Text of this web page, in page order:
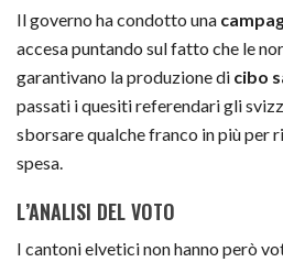
Il governo ha condotto una
accesa puntando sul fatto che le
garantivano la produzione di cibo
passati i quesiti referendari gli
sborsare qualche franco in più per
spesa.
L’ANALISI DEL VOTO
I cantoni elvetici non hanno però